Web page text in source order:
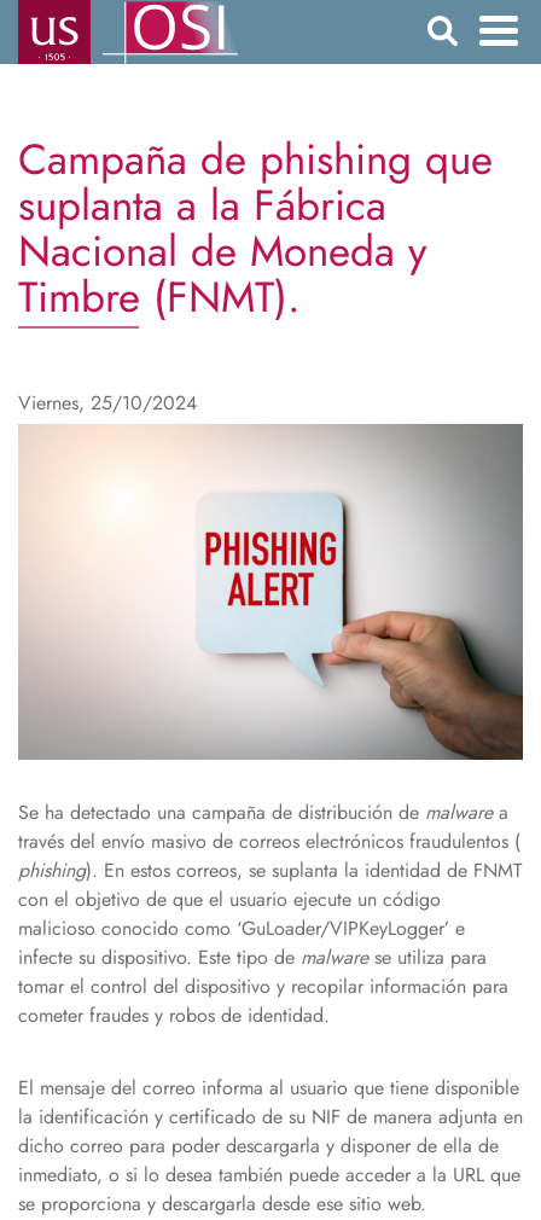
Pasar
contenido
Buscar
Campaña de phishing que
suplanta a la Fábrica
Nacional de Moneda y
Timbre (FNMT).
Viernes, 25/10/2024
Se ha detectado una campaña de distribución de malwarea
través del envío masivo de correos electrónicos fraudulentos (
phishing). En estos correos, se suplanta la identidad de FNMT
con el objetivo de que el usuario ejecute un código
malicioso conocido como ‘GuLoader/VIPKeyLogger’ e
infecte su dispositivo. Este tipo de malwarese utiliza para
tomar el control del dispositivo y recopilar información para
cometer fraudes y robos de identidad.
El mensaje del correo informa al usuario que tiene disponible
la identificación y certificado de su NIF de manera adjunta en
dicho correo para poder descargarla y disponer de ella de
inmediato, o si lo desea también puede acceder a la URL que
se proporciona y descargarla desde ese sitio web.